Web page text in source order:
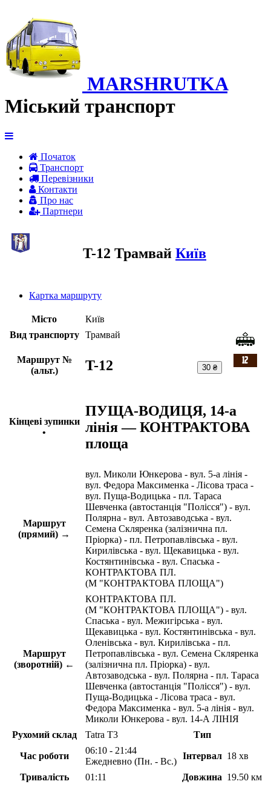
MARSHRUTKA
Міський транспорт
Початок
Транспорт
Перевiзники
Контакти
Про нас
Партнери
T-12 Трамвай Київ
Картка маршруту
Місто
Київ
Вид транспорту
Трамвай
Маршрут №
(альт.)
T-12 30 ₴
Кінцеві зупинки
•
ПУЩА-ВОДИЦЯ, 14-а
лінія — КОНТРАКТОВА
площа
Маршрут
(прямий) →
вул. Миколи Юнкерова - вул. 5-а лінія -
вул. Федора Максименка - Лісова траса -
вул. Пуща-Водицька - пл. Тараса
Шевченка (автостанція "Полісся") - вул.
Полярна - вул. Автозаводська - вул.
Семена Скляренка (залізнична пл.
Пріорка) - пл. Петропавлівська - вул.
Кирилівська - вул. Щекавицька - вул.
Костянтинівська - вул. Спаська -
КОНТРАКТОВА ПЛ.
(М "КОНТРАКТОВА ПЛОЩА")
Маршрут
(зворотній) ←
КОНТРАКТОВА ПЛ.
(М "КОНТРАКТОВА ПЛОЩА") - вул.
Спаська - вул. Межигірська - вул.
Щекавицька - вул. Костянтинівська - вул.
Оленівська - вул. Кирилівська - пл.
Петропавлівська - вул. Семена Скляренка
(залізнична пл. Пріорка) - вул.
Автозаводська - вул. Полярна - пл. Тараса
Шевченка (автостанція "Полісся") - вул.
Пуща-Водицька - Лісова траса - вул.
Федора Максименка - вул. 5-а лінія - вул.
Миколи Юнкерова - вул. 14-А ЛІНІЯ
Рухомий склад
Tatra T3 Тип
Час роботи
06:10 - 21:44
Ежедневно (Пн. - Вс.)
Інтервал 18 хв
Тривалість 01:11 Довжина 19.50 км